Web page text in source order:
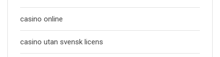
casino online
casino utan svensk licens